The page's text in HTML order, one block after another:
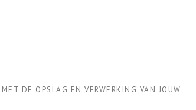
DE OPSLAG EN VERWERKING VAN JOUW